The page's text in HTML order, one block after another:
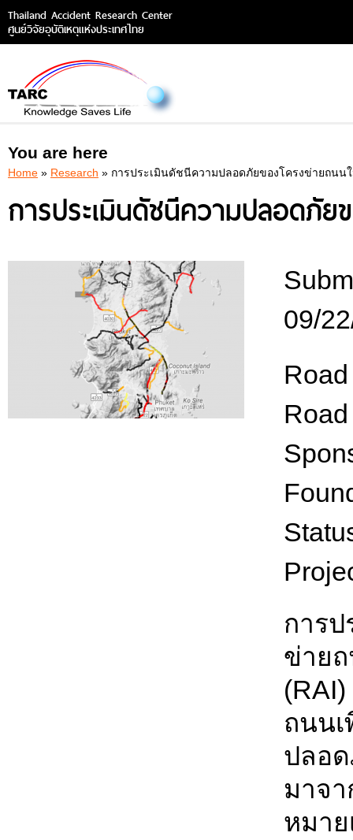
Thailand Accident Research Center
ศูนย์วิจัยอุบัติเหตุแห่งประเทศไทย
You are here
Home » Research » การประเมินดัชนีความปลอดภัยของโครงข่ายถนน
การประเมินดัชนีความปลอดภั
09/
การ
ข่ายถ
ถนน
ปลอด
มาจ
หมา